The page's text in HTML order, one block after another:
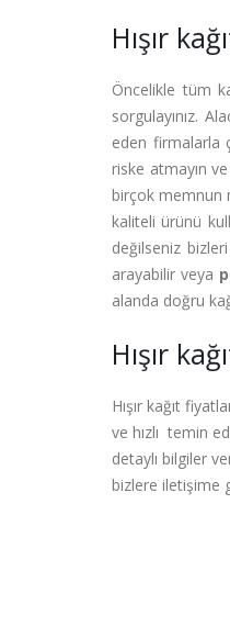
Hışır
Öncelikle tüm
sorgulayınız.
eden firmalarla
riske atmayın
birçok memnun
kaliteli ürünü
değilseniz
arayabilir veya
alanda doğru
Hışır
Hışır kağıt
ve hızlı temin
detaylı bilgiler
bizlere iletişime